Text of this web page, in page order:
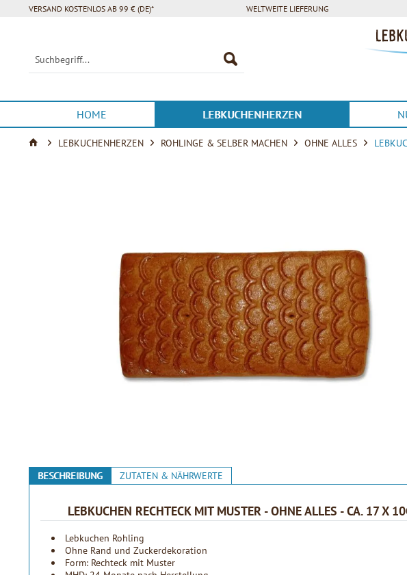
VERSAND KOSTENLOS AB 99 € (DE)* WELTWEITE LIEFERUNG
HOME LEBKUCHENHERZEN
LEBKUCHENHERZEN ROHLINGE & SELBER MACHEN OHNE ALLES
BESCHREIBUNG ZUTATEN & NÄHRWERTE
LEBKUCHEN RECHTECK MIT MUSTER - OHNE ALLES - CA. 17 X
Lebkuchen Rohling
Ohne Rand und Zuckerdekoration
Form: Rechteck mit Muster